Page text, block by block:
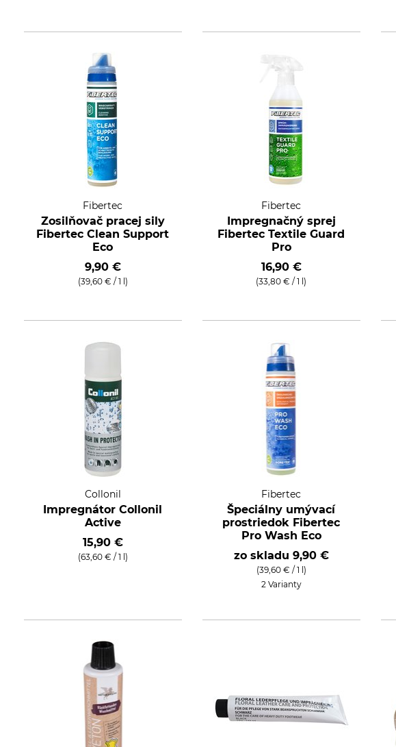
Fibertec
Zosilňovač pracej sily
Fibertec Clean Support
Eco
9,90 €
(39,60 € / 1 l)
Fibertec
Impregnačný sprej
Fibertec Textile Guard
Pro
16,90 €
(33,80 € / 1 l)
Collonil
Impregnátor Collonil
Active
15,90 €
(63,60 € / 1 l)
Fibertec
Špeciálny umývací
prostriedok Fibertec
Pro Wash Eco
zo skladu 9,90 €
(39,60 € / 1 l)
2 Varianty